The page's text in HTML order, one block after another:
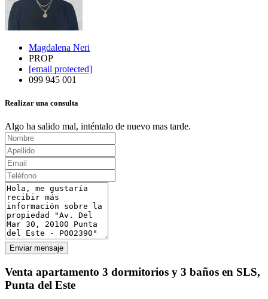
Magdalena Neri
PROP
[email protected]
099 945 001
Realizar una consulta
Algo ha salido mal, inténtalo de nuevo mas tarde.
Enviar mensaje
Venta apartamento 3 dormitorios y 3 baños en SLS,
Punta del Este